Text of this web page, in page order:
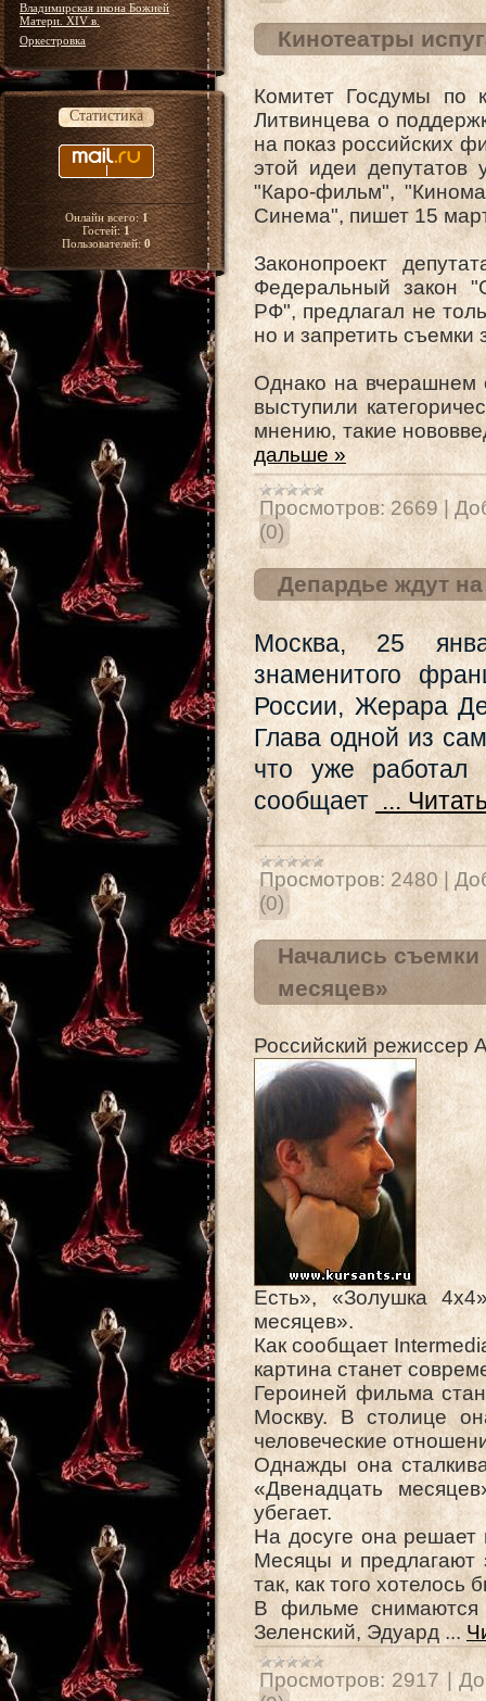
Владимирская икона Божией
Матери. XIV в.
Оркестровка
Статистика
Онлайн всего:1
Гостей:1
Пользователей:0
Кинотеатры
Комитет Госдумы по
Литвинцева о
на показ российских
этой идеи депутатов
"Каро-фильм",
Синема", пишет 15
Законопроект
Федеральный закон
РФ", предлагал не
но и запретить съемки
Однако на вчерашнем
выступили
мнению, такие
дальше »
Просмотров: 2669 |
(0)
Депардье ждут
Москва, 25
знаменитого
России, Жерара
Глава одной из
что уже работал
сообщает ...
Просмотров: 2480
(0)
Начались
месяцев»
Российский режиссер
Есть», «Золушка
месяцев».
Как сообщает
картина станет
Героиней фильма
Москву. В столице
человеческие
Однажды она
«Двенадцать
убегает.
На досуге она решает
Месяцы и предлагают
так, как того хотелось
В фильме
Зеленский, Эдуард...
Просмотров: 2917 |